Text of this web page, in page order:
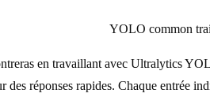
en travaillant avec Ultralytics
des réponses rapides. Chaque entrée